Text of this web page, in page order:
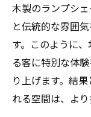
木製のランプシ
と伝統的な雰囲
す。このように
る客に特別な体
り上げます。結
れる空間は、よ